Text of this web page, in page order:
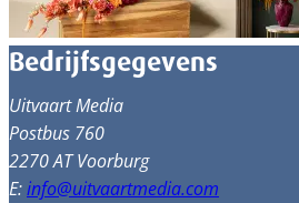
Bedrijfsgegevens
Uitvaart Media
Postbus 760
2270 AT Voorburg
E:info@uitvaartmedia.com